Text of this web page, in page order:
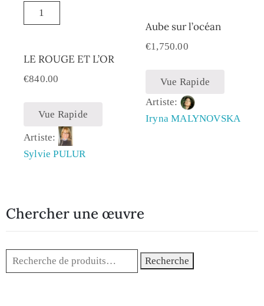
LE ROUGE ET L’OR
€840.00
Vue Rapide
Artiste:
Sylvie PULUR
Aube sur l’océan
€1,750.00
Vue Rapide
Artiste:
Iryna MALYNOVSKA
Chercher une œuvre
Recherche